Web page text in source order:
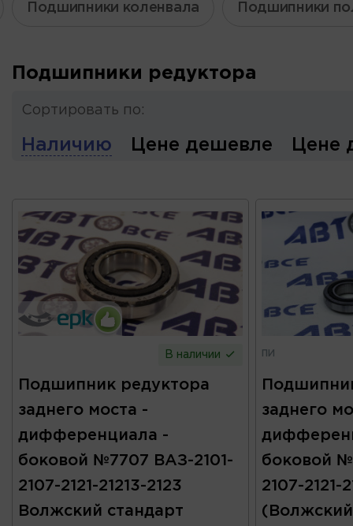
Подшипники коленвала Подшипники
Подшипники редуктора
Сортировать по:
Наличию Цене дешевле Цене
В наличии
Подшипник редуктора
заднего моста -
дифференциала -
боковой №7707 ВАЗ-2101-
2107-2121-21213-2123
Волжский стандарт
ПИ
заднего
боковой
2107-2121-